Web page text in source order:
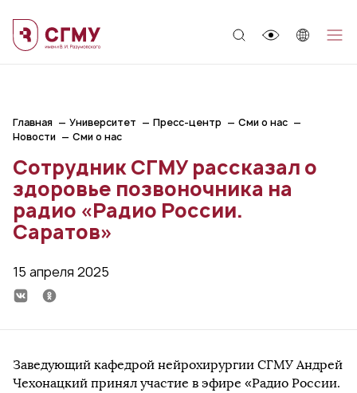
Главная Университет Пресс-центр
Сми о нас
Новости
Сми о нас
Сотрудник СГМУ рассказал о
здоровье позвоночника на
радио «Радио России.
Саратов»
15 апреля 2025
Заведующий кафедрой нейрохирургии СГМУ Андрей
Чехонацкий принял участие в эфире «Радио России.